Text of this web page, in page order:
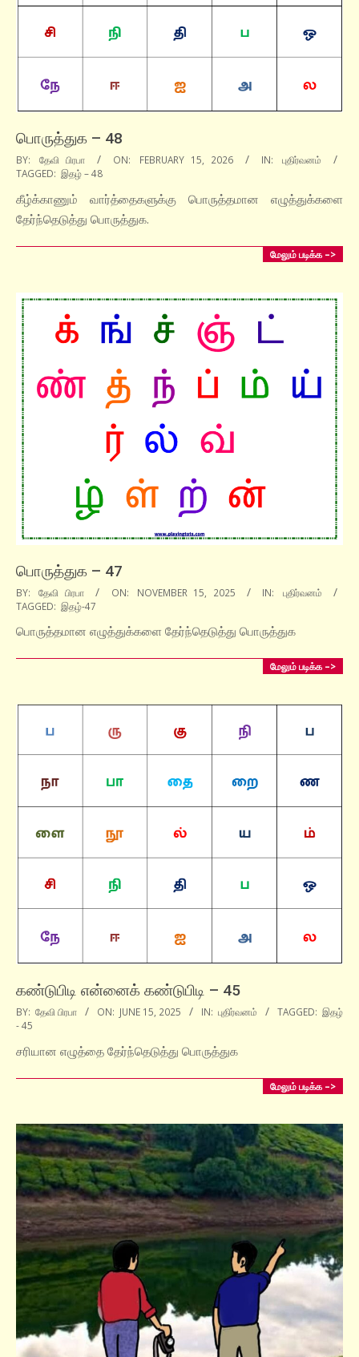
பொருத்துக – 48
2026-
02-
15
BY: தேவி பிரபா ON: FEBRUARY 15, 2026 IN:
புதிர்வனம்
TAGGED: இதழ் – 48
கீழ்க்காணும் வார்த்தைகளுக்கு பொருத்தமான எழுத்துக்களை
தேர்ந்தெடுத்து பொருத்துக.
மேலும் படிக்க –>
பொருத்துக – 47
2025-
11-
15
BY: தேவி பிரபா ON: NOVEMBER 15, 2025 IN:
புதிர்வனம்
TAGGED: இதழ்-47
பொருத்தமான எழுத்துக்களை தேர்ந்தெடுத்து பொருத்துக
மேலும் படிக்க –>
கண்டுபிடி என்னைக் கண்டுபிடி – 45
2025-
06-
15
BY: தேவி பிரபா ON: JUNE 15, 2025 IN: புதிர்வனம் TAGGED: இதழ்
- 45
சரியான எழுத்தை தேர்ந்தெடுத்து பொருத்துக
மேலும் படிக்க –>